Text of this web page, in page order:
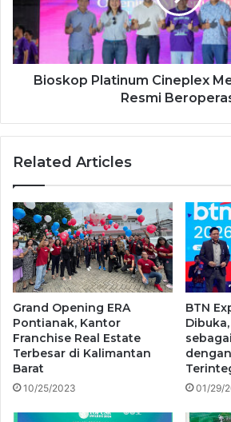
Bioskop Platinum Cineplex
Resmi
Related Articles
Grand Opening ERA
Pontianak, Kantor
Franchise Real Estate
Terbesar di Kalimantan
Barat
10/25/2023
BTN
01/29/